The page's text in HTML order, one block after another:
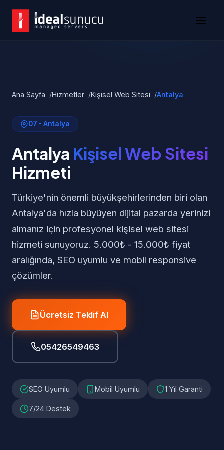
Ana Sayfa Hizmetler Kişisel Web Sitesi Antalya
07 - Antalya
Antalya Kişisel Web Sitesi
Hizmeti
Türkiye'nin önemli büyükşehirlerinden biri olan
Antalya'da hızla büyüyen dijital pazarda yerinizi
almanız için profesyonel kişisel web sitesi
hizmeti sunuyoruz. 5.000₺ - 15.000₺ fiyat
aralığında, SEO uyumlu ve mobil responsive
çözümler.
Ücretsiz Teklif Al
05426549463
SEO Uyumlu Mobil Uyumlu 1 Yıl Garanti
7/24 Destek